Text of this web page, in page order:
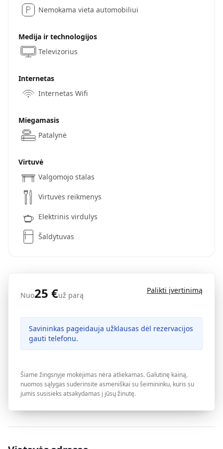
Nemokama vieta automobiliui
Medija ir technologijos
Televizorius
Internetas
Internetas Wifi
Miegamasis
Patalynė
Virtuvė
Valgomojo stalas
Virtuvės reikmenys
Elektrinis virdulys
Šaldytuvas
Nuo25 €už parą
Palikti įvertinimą
Savininkas pageidauja užklausas dėl rezervacijos
gauti telefonu.
Šiame žingsnyje mokėjimas nėra atliekamas. Galutinę kainą,
nuomos sąlygas suderinsite asmeniškai su šeimininku, kuris su
jumis susisieks atsakydamas į jūsų žinutę.